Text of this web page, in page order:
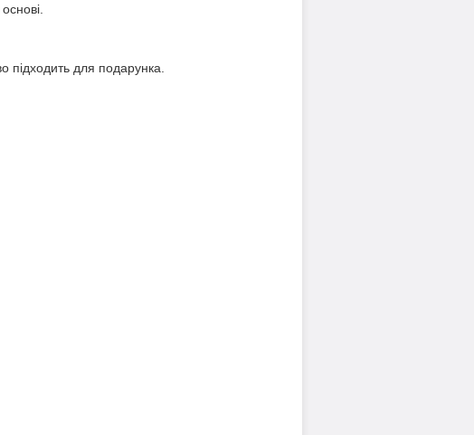
підходить для подарунка.